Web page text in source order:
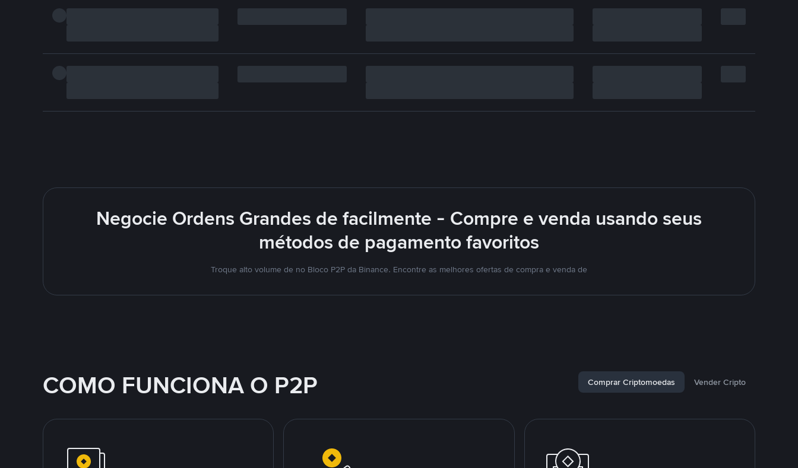
Negocie Ordens Grandes de facilmente - Compre e venda usando seus
métodos de pagamento favoritos
Troque alto volume de no Bloco P2P da Binance. Encontre as melhores ofertas de compra e venda de
COMO FUNCIONA O P2P Comprar Criptomoedas Vender Cripto